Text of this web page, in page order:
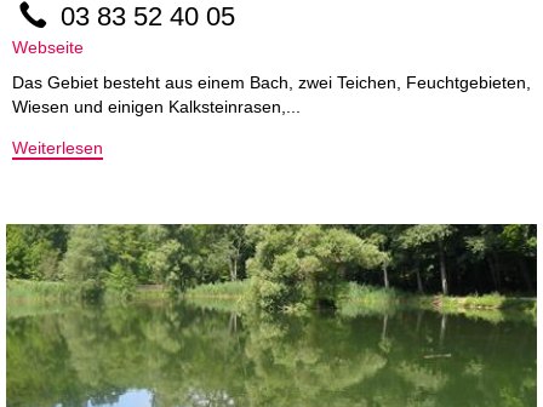
03 83 52 40 05
Webseite
Das Gebiet besteht aus einem Bach, zwei Teichen, Feuchtgebieten,
Wiesen und einigen Kalksteinrasen,...
Weiterlesen